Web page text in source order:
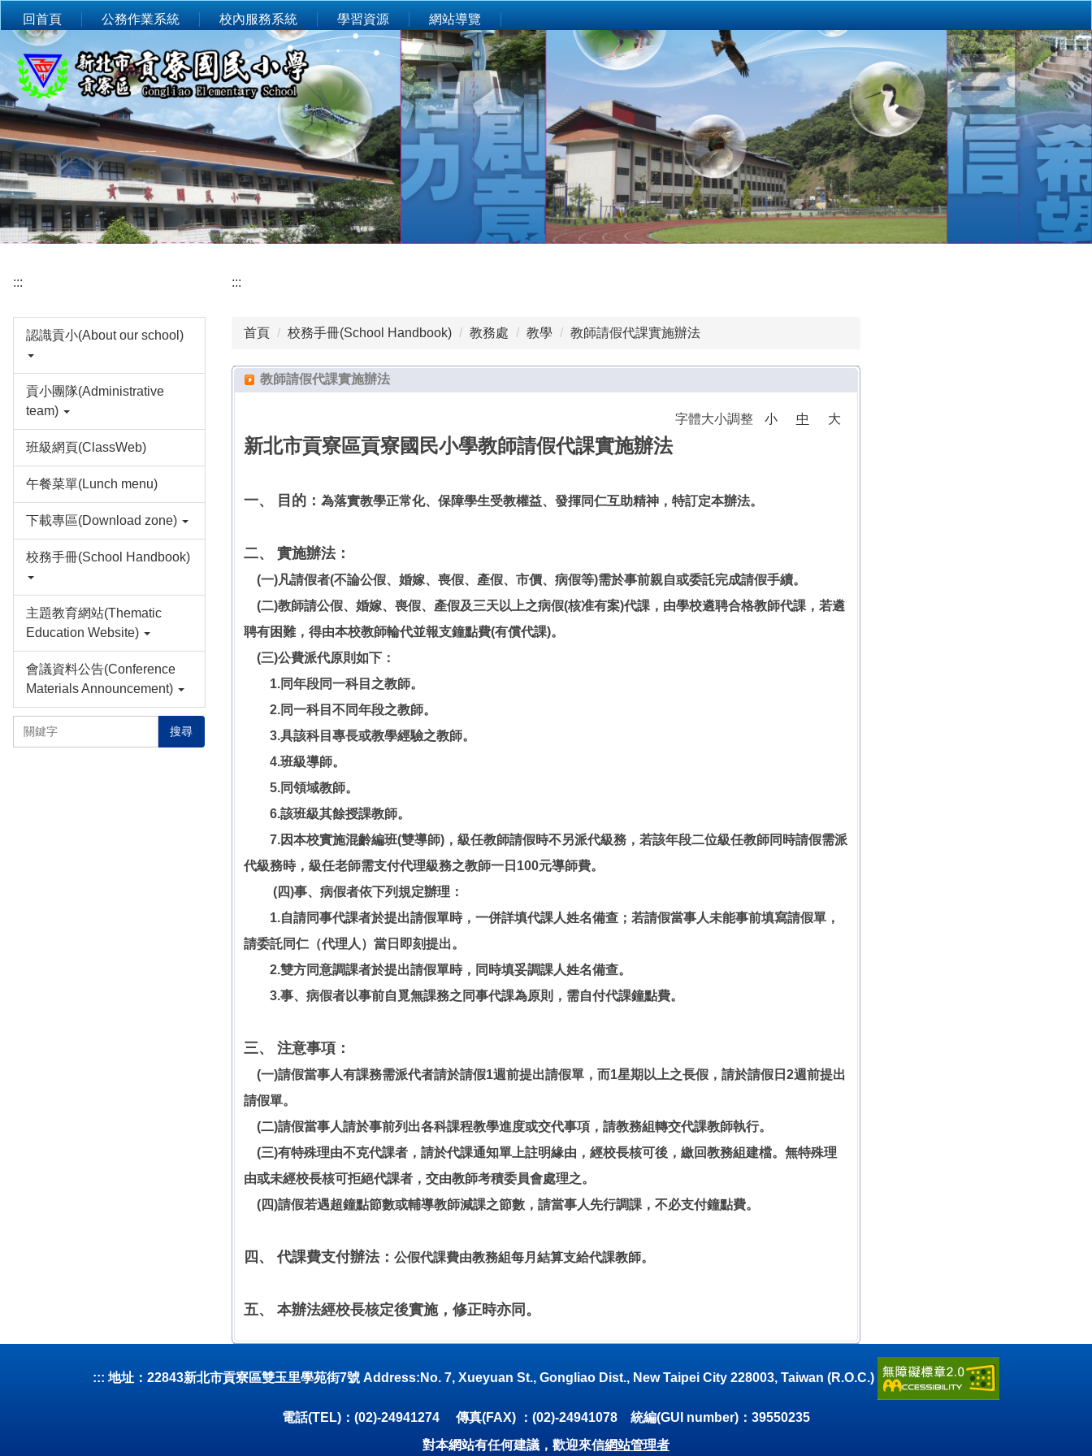
到
要
內
容
區
首頁 公務作業系統 校內服務系統 學習資源 網站導覽
:::
認識貢小(About our school)
貢小團隊(Administrative
team)
班級網頁(ClassWeb)
午餐菜單(Lunch menu)
下載專區(Download zone)
校務手冊(School Handbook)
主題教育網站(Thematic
Education Website)
會議資料公告(Conference
Materials Announcement)
搜尋
:::
首頁 校務手冊(School Handbook) 教務處 教學 教師請假代課實施辦法
教師請假代課實施辦法
字體大小調整 小 中 大
新北市貢寮區貢寮國民小學教師請假代課實施辦法
一、 目的： 為落實教學正常化、保障學生受教權益、發揮同仁互助精神，特訂定本辦法。
二、 實施辦法：
(一)凡請假者(不論公假、婚嫁、喪假、產假、市價、病假等)需於事前親自或委託完成請假手續。
(二)教師請公假、婚嫁、喪假、產假及三天以上之病假(核准有案)代課，由學校遴聘合格教師代課，若遴
聘有困難，得由本校教師輪代並報支鐘點費(有償代課)。
(三)公費派代原則如下：
1.同年段同一科目之教師。
2.同一科目不同年段之教師。
3.具該科目專長或教學經驗之教師。
4.班級導師。
5.同領域教師。
6.該班級其餘授課教師。
7.因本校實施混齡編班(雙導師)，級任教師請假時不另派代級務，若該年段二位級任教師同時請假需派
代級務時，級任老師需支付代理級務之教師一日100元導師費。
(四)事、病假者依下列規定辦理：
1.自請同事代課者於提出請假單時，一併詳填代課人姓名備查；若請假當事人未能事前填寫請假單，
請委託同仁（代理人）當日即刻提出。
2.雙方同意調課者於提出請假單時，同時填妥調課人姓名備查。
3.事、病假者以事前自覓無課務之同事代課為原則，需自付代課鐘點費。
三、 注意事項：
(一)請假當事人有課務需派代者請於請假1週前提出請假單，而1星期以上之長假，請於請假日2週前提出
請假單。
(二)請假當事人請於事前列出各科課程教學進度或交代事項，請教務組轉交代課教師執行。
(三)有特殊理由不克代課者，請於代課通知單上註明緣由，經校長核可後，繳回教務組建檔。無特殊理
由或未經校長核可拒絕代課者，交由教師考積委員會處理之。
(四)請假若遇超鐘點節數或輔導教師減課之節數，請當事人先行調課，不必支付鐘點費。
四、 代課費支付辦法： 公假代課費由教務組每月結算支給代課教師。
五、 本辦法經校長核定後實施，修正時亦同。
::: 地址：22843新北市貢寮區雙玉里學苑街7號 Address:No. 7, Xueyuan St., Gongliao Dist., New Taipei City 228003, Taiwan (R.O.C.)
電話(TEL)：(02)-24941274 傳真(FAX) ：(02)-24941078 統編(GUI number)：39550235
對本網站有任何建議，歡迎來信網站管理者